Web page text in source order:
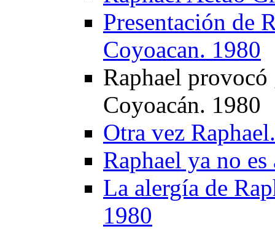
Presentación de
Coyoacan. 1980
Raphael
Coyoacán. 1980
Otra vez
Raphael ya no
La alergía de
1980